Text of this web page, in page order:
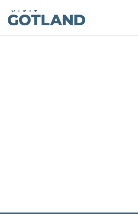
Visit Gotland